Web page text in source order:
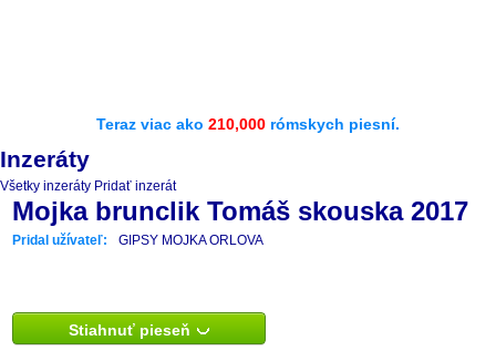
Teraz viac ako 210,000 rómskych piesní.
Inzeráty
Všetky inzeráty Pridať inzerát
Mojka brunclik Tomáš skouska 2017
Pridal užívateľ: GIPSY MOJKA ORLOVA
Stiahnuť pieseň